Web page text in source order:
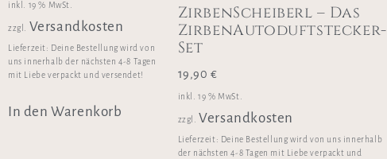
inkl. 19 % MwSt.
zzgl. Versandkosten
Lieferzeit: Deine Bestellung wird von
uns innerhalb der nächsten 4-8 Tagen
mit Liebe verpackt und versendet!
In den Warenkorb
ZirbenScheiberl – Das
ZirbenAutoduftstecker-
Set
19,90€
inkl. 19 % MwSt.
zzgl. Versandkosten
Lieferzeit: Deine Bestellung wird von uns innerhalb
der nächsten 4-8 Tagen mit Liebe verpackt und